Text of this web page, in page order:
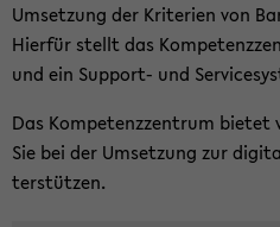
Um­set­zung der Kri­te­ri­en von
Hier­für stellt das
und ein Support-​ und
Das Kom­pe­tenz­zen­trum bie­tet
Sie bei der Um­set­zung zur
ter­stüt­zen.